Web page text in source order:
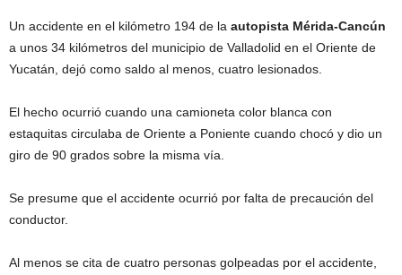
Un accidente en el kilómetro 194 de la autopista Mérida-Cancún
a unos 34 kilómetros del municipio de Valladolid en el Oriente de
Yucatán, dejó como saldo al menos, cuatro lesionados.
El hecho ocurrió cuando una camioneta color blanca con
estaquitas circulaba de Oriente a Poniente cuando chocó y dio un
giro de 90 grados sobre la misma vía.
Se presume que el accidente ocurrió por falta de precaución del
conductor.
Al menos se cita de cuatro personas golpeadas por el accidente,